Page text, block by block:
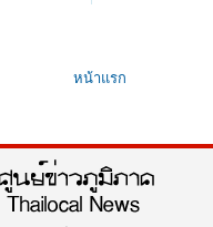
หน้าแรก